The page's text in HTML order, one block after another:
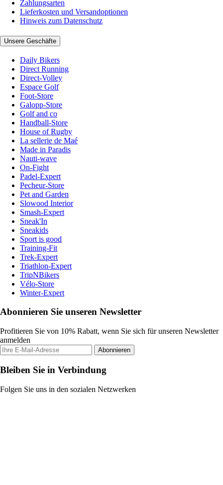
Zahlungsarten
Lieferkosten und Versandoptionen
Hinweis zum Datenschutz
Unsere Geschäfte
Daily Bikers
Direct Running
Direct-Volley
Espace Golf
Foot-Store
Galopp-Store
Golf and co
Handball-Store
House of Rugby
La sellerie de Maé
Made in Paradis
Nauti-wave
On-Fight
Padel-Expert
Pecheur-Store
Pet and Garden
Slowood Interior
Smash-Expert
Sneak'In
Sneakids
Sport is good
Training-Fit
Trek-Expert
Triathlon-Expert
TripNBikers
Vélo-Store
Winter-Expert
Abonnieren Sie unseren Newsletter
Profitieren Sie von 10% Rabatt, wenn Sie sich für unseren Newsletter
anmelden
Abonnieren
Bleiben Sie in Verbindung
Folgen Sie uns in den sozialen Netzwerken